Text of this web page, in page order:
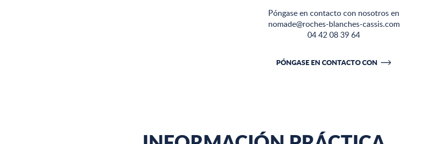
Póngase en contacto con nosotros en
nomade@roches-blanches-cassis.com
04 42 08 39 64
PÓNGASE EN CONTACTO CON